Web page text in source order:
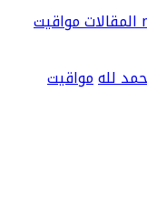
المقالاتمواقيت
للهمواقيت